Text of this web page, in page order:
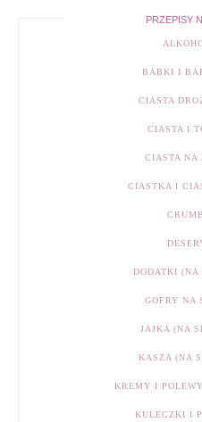
PRZEPISY
BABKI I
CIASTA
CIASTA I
CIASTA NA
CIASTKA I
DODATKI (NA
GOFRY NA
JAJKA (NA
KASZA (NA
KREMY I
KULECZKI I